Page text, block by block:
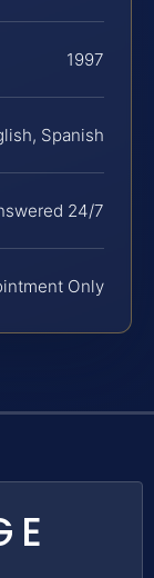
1997
Spanish
24/7
Only